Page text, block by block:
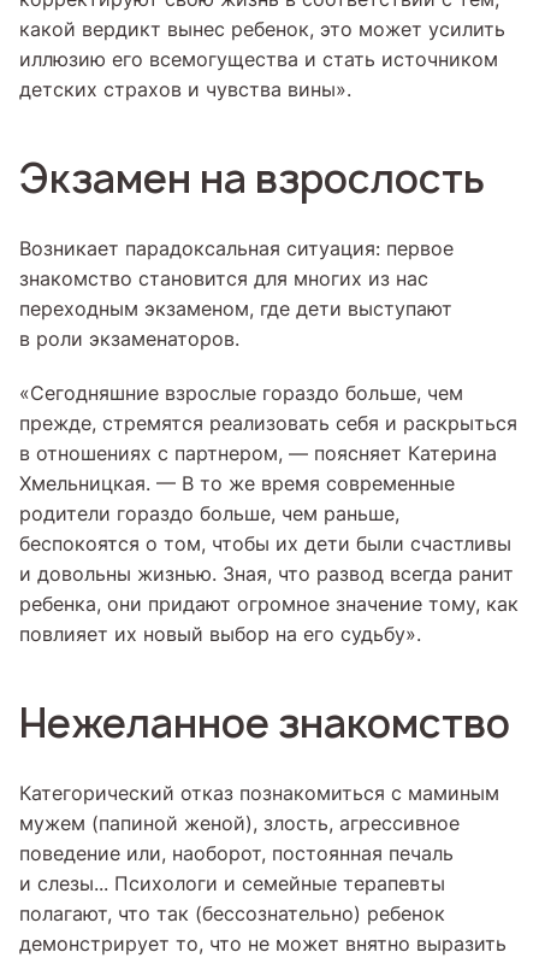
какой вердикт вынес ребенок, это может усилить
иллюзию его всемогущества и стать источником
детских страхов и чувства вины».
Экзамен на взрослость
Возникает парадоксальная ситуация: первое
знакомство становится для многих из нас
переходным экзаменом, где дети выступают
в роли экзаменаторов.
«Сегодняшние взрослые гораздо больше, чем
прежде, стремятся реализовать себя и раскрыться
в отношениях с партнером, — поясняет Катерина
Хмельницкая. — В то же время современные
родители гораздо больше, чем раньше,
беспокоятся о том, чтобы их дети были счастливы
и довольны жизнью. Зная, что развод всегда ранит
ребенка, они придают огромное значение тому, как
повлияет их новый выбор на его судьбу».
Нежеланное знакомство
Категорический отказ познакомиться с маминым
мужем (папиной женой), злость, агрессивное
поведение или, наоборот, постоянная печаль
и слезы... Психологи и семейные терапевты
полагают, что так (бессознательно) ребенок
демонстрирует то, что не может внятно выразить